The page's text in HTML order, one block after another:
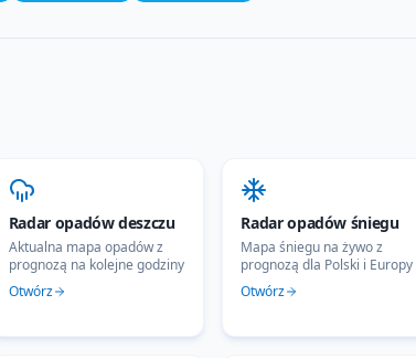
Radar opadów deszczu
Aktualna mapa opadów z
prognozą na kolejne godziny
Otwórz
Radar opadów śniegu
Mapa śniegu na żywo z
prognozą dla Polski i Europy
Otwórz